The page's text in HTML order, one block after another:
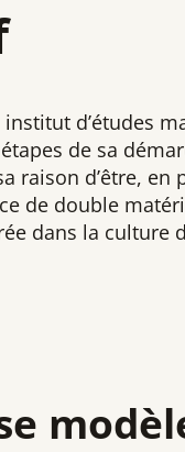
institut d’études
de sa
raison d’être,
de double
dans la culture